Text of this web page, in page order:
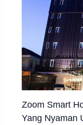
Zoom Smart
Yang Nyaman